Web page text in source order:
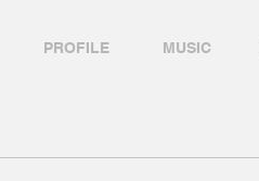
PROFILE MUSIC